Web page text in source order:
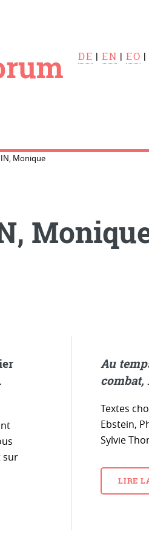
DE |EN |EO
Monique
sur
Au
combat,
Textes
Ebstein,
Sylvie
LIRE